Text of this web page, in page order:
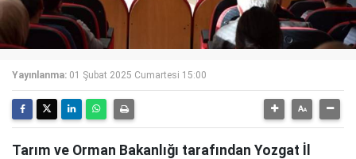
Yayınlanma: 01 Şubat 2025 Cumartesi 15:00
Tarım ve Orman Bakanlığı tarafından Yozgat İl